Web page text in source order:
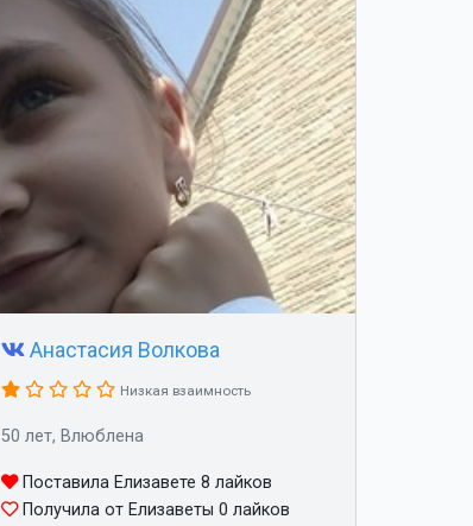
Анастасия Волкова
Низкая взаимность
50 лет, Влюблена
Поставила Елизавете 8 лайков
Получила от Елизаветы 0 лайков